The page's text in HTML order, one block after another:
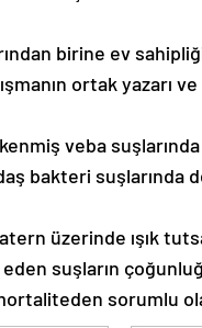
birine ev
ortak yazarı
veba
bakteri suşlarında
üzerinde ışık
suşların
sorumlu